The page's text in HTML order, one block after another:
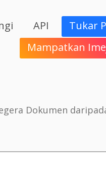
API Tukar
Mampatkan
Dokumen